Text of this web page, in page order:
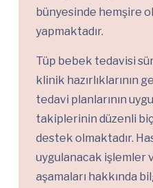
bünyesinde hemşire
yapmaktadır.
Tüp bebek tedavisi
klinik hazırlıklarının
tedavi planlarının
takiplerinin düzenli
destek olmaktadır.
uygulanacak işlemler
aşamaları hakkında